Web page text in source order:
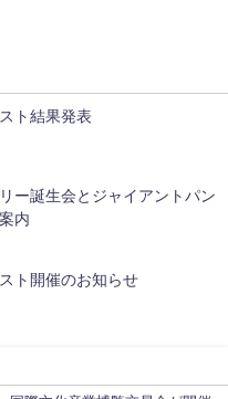
ト結果発表
ー誕生会とジャイアントパン
内
ト開催のお知らせ